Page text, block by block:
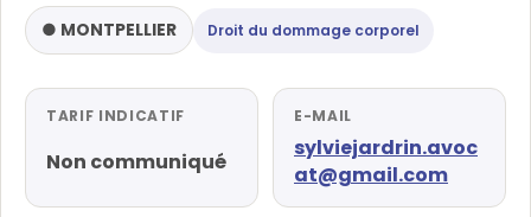
● MONTPELLIER Droit du dommage corporel
TARIF INDICATIF
Non communiqué
E-MAIL
sylviejardrin.avoc
at@gmail.com